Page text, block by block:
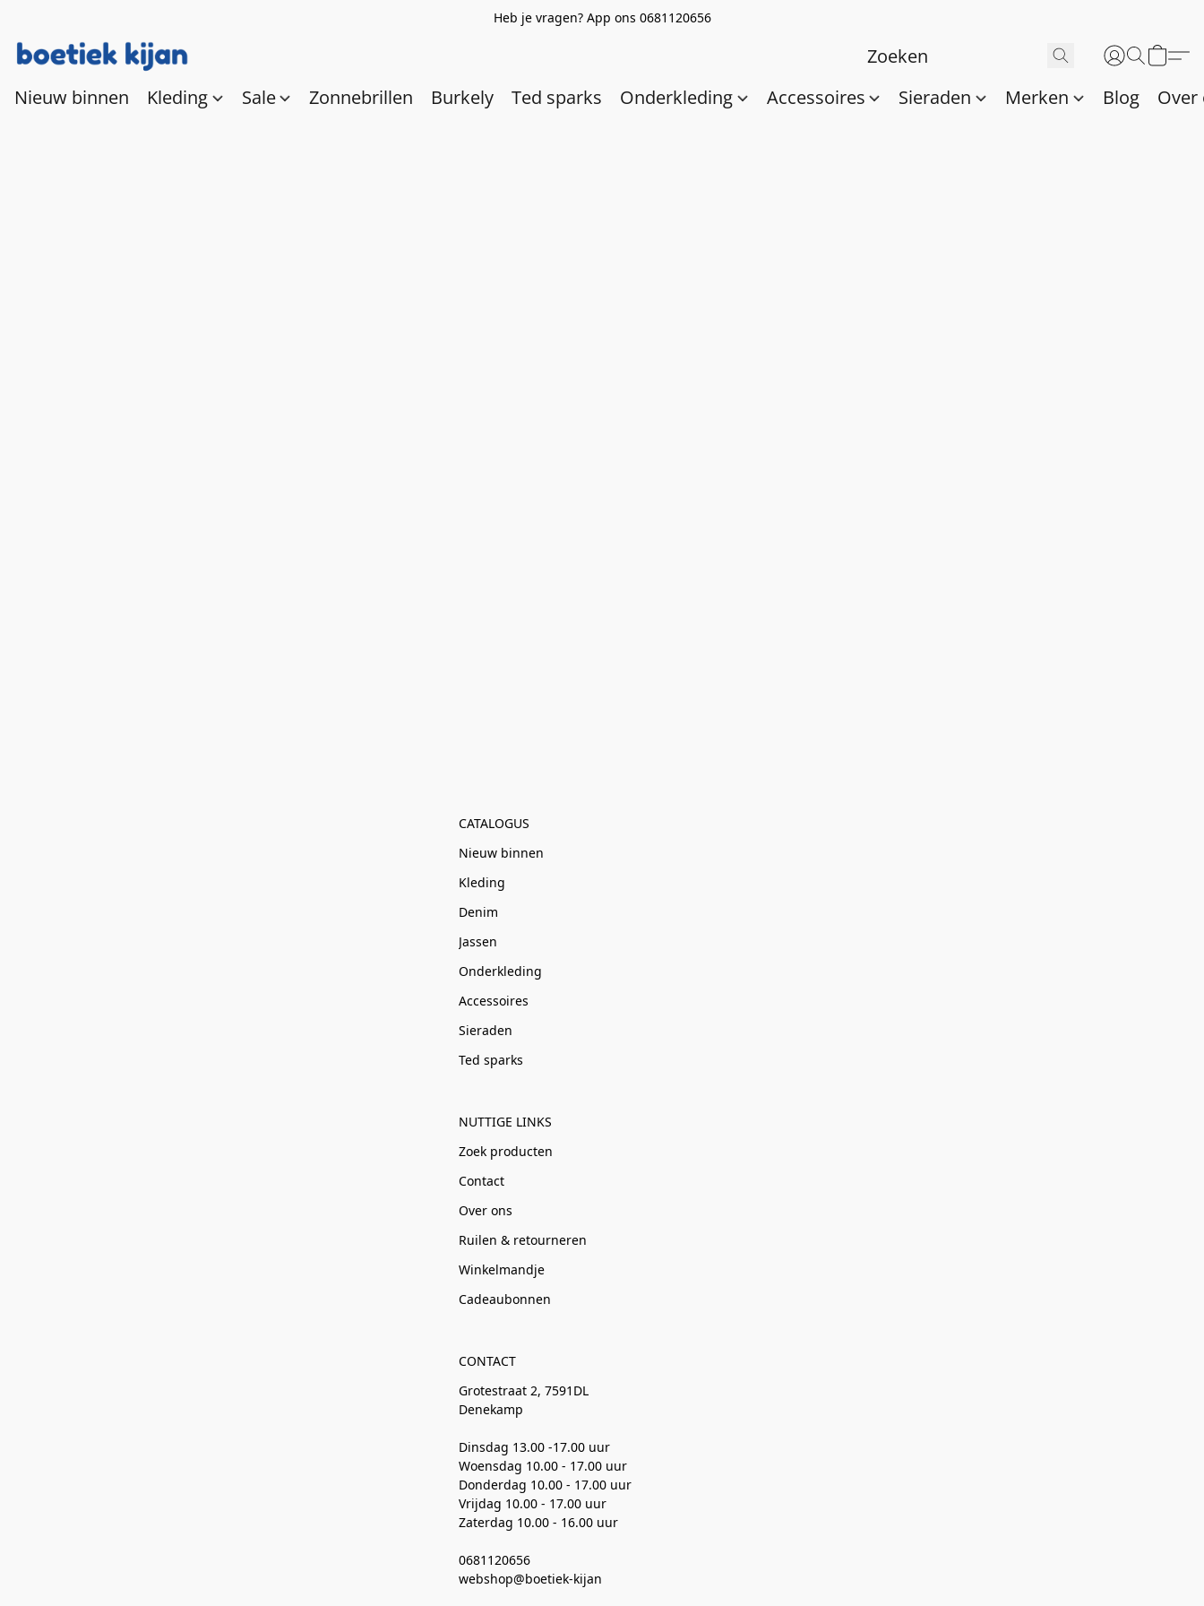
Heb je vragen? App ons 0681120656
Nieuw binnen Kleding Sale Zonnebrillen Burkely Ted sparks Onderkleding Accessoires Sieraden Merken Blog Over
CATALOGUS
Nieuw binnen
Kleding
Denim
Jassen
Onderkleding
Accessoires
Sieraden
Ted sparks
NUTTIGE LINKS
Zoek producten
Contact
Over ons
Ruilen & retourneren
Winkelmandje
Cadeaubonnen
CONTACT
Grotestraat 2, 7591DL
Denekamp
Dinsdag 13.00 -17.00 uur
Woensdag 10.00 - 17.00 uur
Donderdag 10.00 - 17.00 uur
Vrijdag 10.00 - 17.00 uur
Zaterdag 10.00 - 16.00 uur
0681120656
webshop@boetiek-kijan